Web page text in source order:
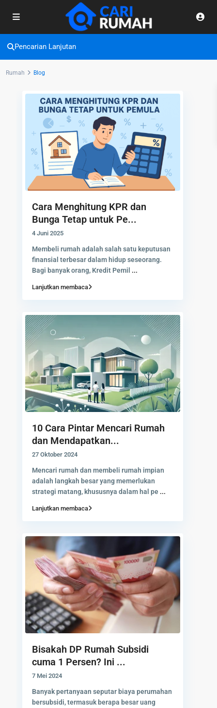
Pencarian Lanjutan
Rumah Blog
Cara Menghitung KPR dan
Bunga Tetap untuk Pe...
4 Juni 2025
Membeli rumah adalah salah satu keputusan
finansial terbesar dalam hidup seseorang.
Bagi banyak orang, Kredit Pemil ...
Lanjutkan membaca
10 Cara Pintar Mencari Rumah
dan Mendapatkan...
27 Oktober 2024
Mencari rumah dan membeli rumah impian
adalah langkah besar yang memerlukan
strategi matang, khususnya dalam hal pe ...
Lanjutkan membaca
Bisakah DP Rumah Subsidi
cuma 1 Persen? Ini ...
7 Mei 2024
Banyak pertanyaan seputar biaya perumahan
bersubsidi, termasuk berapa besar uang